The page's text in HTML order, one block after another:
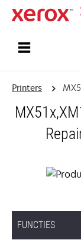
Printers
FUNCTIES